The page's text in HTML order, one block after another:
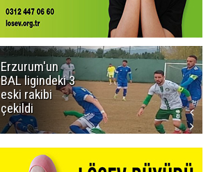
Erzurum'un
BAL ligindeki 3
eski rakibi
çekildi